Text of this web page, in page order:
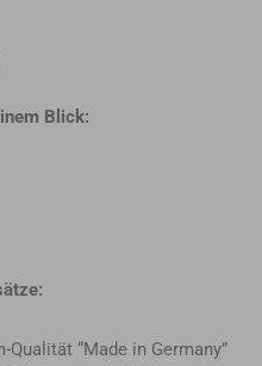
Blick:
“Made in Germany”